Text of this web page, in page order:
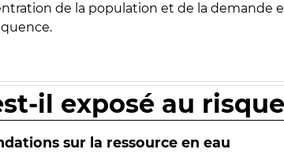
de la population et de la demande
il exposé au
sur la ressource en eau